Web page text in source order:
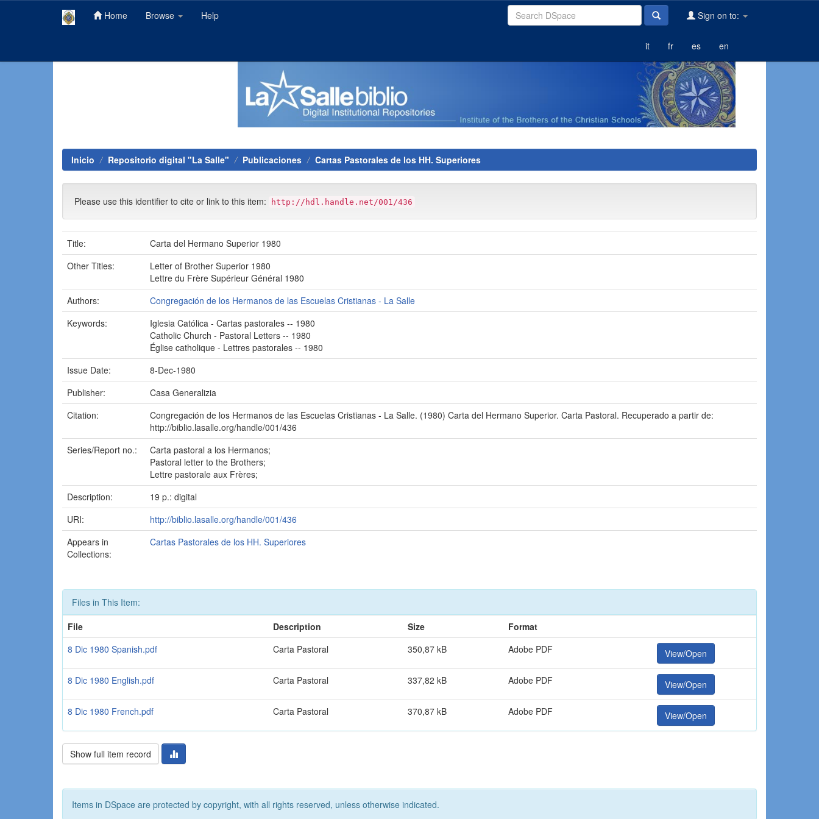
navigation
Home Browse Help Sign on to:
it fr es en
Inicio Repositorio digital "La Salle" Publicaciones Cartas Pastorales de los HH. Superiores
Please use this identifier to cite or link to this item: http://hdl.handle.net/001/436
Title:
Carta del Hermano Superior 1980
Other Titles:
Letter of Brother Superior 1980
Lettre du Frère Supérieur Général 1980
Authors:
Congregación de los Hermanos de las Escuelas Cristianas - La Salle
Keywords:
Iglesia Católica - Cartas pastorales -- 1980
Catholic Church - Pastoral Letters -- 1980
Église catholique - Lettres pastorales -- 1980
Issue Date:
8-Dec-1980
Publisher:
Casa Generalizia
Citation:
Congregación de los Hermanos de las Escuelas Cristianas - La Salle. (1980) Carta del Hermano Superior. Carta Pastoral. Recuperado a partir de:
http://biblio.lasalle.org/handle/001/436
Series/Report no.:
Carta pastoral a los Hermanos;
Pastoral letter to the Brothers;
Lettre pastorale aux Frères;
Description:
19 p.: digital
URI:
http://biblio.lasalle.org/handle/001/436
Appears in
Collections:
Cartas Pastorales de los HH. Superiores
Files in This Item:
File
Description Size
Format
8 Dic 1980 Spanish.pdf
Carta Pastoral 350,87 kB Adobe PDF View/Open
8 Dic 1980 English.pdf Carta Pastoral 337,82 kB Adobe PDF View/Open
8 Dic 1980 French.pdf Carta Pastoral 370,87 kB Adobe PDF View/Open
Show full item record
Items in DSpace are protected by copyright, with all rights reserved, unless otherwise indicated.